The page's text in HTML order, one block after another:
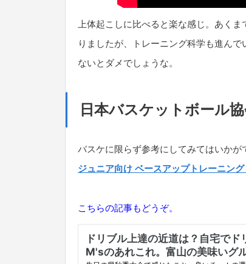
上体起こしに比べると楽な感じ。あく
りましたが、トレーニング科学も進ん
ないとダメでしょうな。
日本バスケットボール
バスケに限らず参考にしてみてはいかが
ジュニア向け ベースアップトレーニン
こちらの記事もどうぞ。